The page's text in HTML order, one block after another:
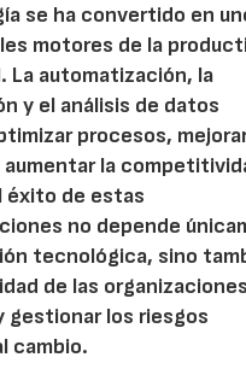
se ha convertido en
motores de la
La automatización, la
y el análisis de datos
procesos,
la
éxito de estas
no depende
tecnológica, sino
de las
gestionar los riesgos
cambio.